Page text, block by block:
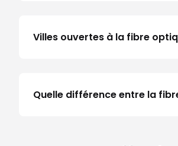
Villes ouvertes à la fibre
Quelle différence entre la